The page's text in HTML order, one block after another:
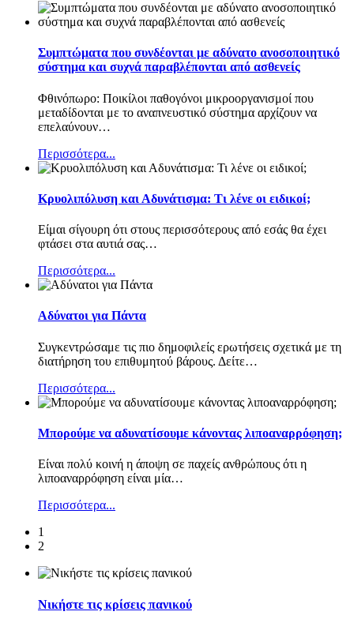
Συμπτώματα που συνδέονται με αδύνατο ανοσοποιητικό
σύστημα και συχνά παραβλέπονται από ασθενείς
Φθινόπωρο: Ποικίλοι παθογόνοι μικροοργανισμοί που
μεταδίδονται με το αναπνευστικό σύστημα αρχίζουν να
επελαύνουν…
Περισσότερα...
Κρυολιπόλυση και Αδυνάτισμα: Τι λένε οι ειδικοί;
Είμαι σίγουρη ότι στους περισσότερους από εσάς θα έχει
φτάσει στα αυτιά σας…
Περισσότερα...
Αδύνατοι για Πάντα
Συγκεντρώσαμε τις πιο δημοφιλείς ερωτήσεις σχετικά με τη
διατήρηση του επιθυμητού βάρους. Δείτε…
Περισσότερα...
Μπορούμε να αδυνατίσουμε κάνοντας λιποαναρρόφηση;
Είναι πολύ κοινή η άποψη σε παχείς ανθρώπους ότι η
λιποαναρρόφηση είναι μία…
Περισσότερα...
1
2
Νικήστε τις κρίσεις πανικού